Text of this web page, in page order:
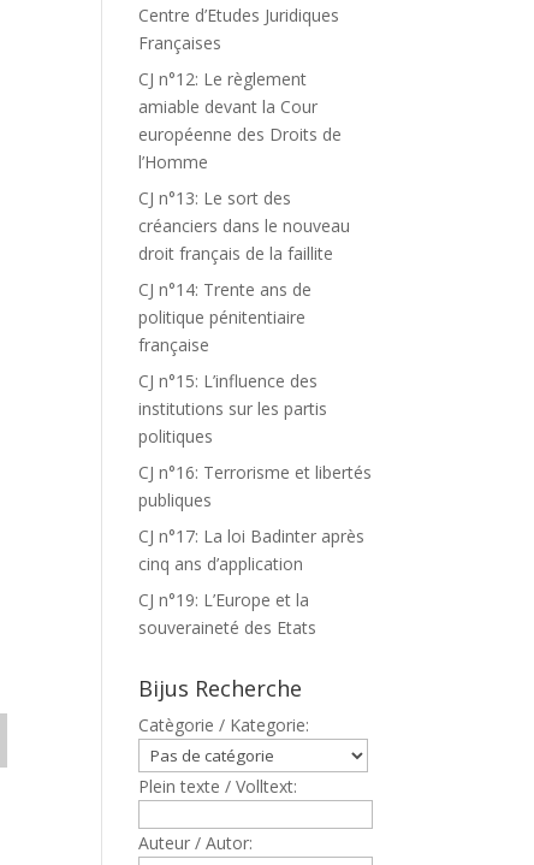
Centre d’Etudes Juridiques
Françaises
CJ n°12: Le règlement
amiable devant la Cour
européenne des Droits de
l’Homme
CJ n°13: Le sort des
créanciers dans le nouveau
droit français de la faillite
CJ n°14: Trente ans de
politique pénitentiaire
française
CJ n°15: L’influence des
institutions sur les partis
politiques
CJ n°16: Terrorisme et libertés
publiques
CJ n°17: La loi Badinter après
cinq ans d’application
CJ n°19: L’Europe et la
souveraineté des Etats
Bijus Recherche
Catègorie / Kategorie:
Plein texte / Volltext:
Auteur / Autor: